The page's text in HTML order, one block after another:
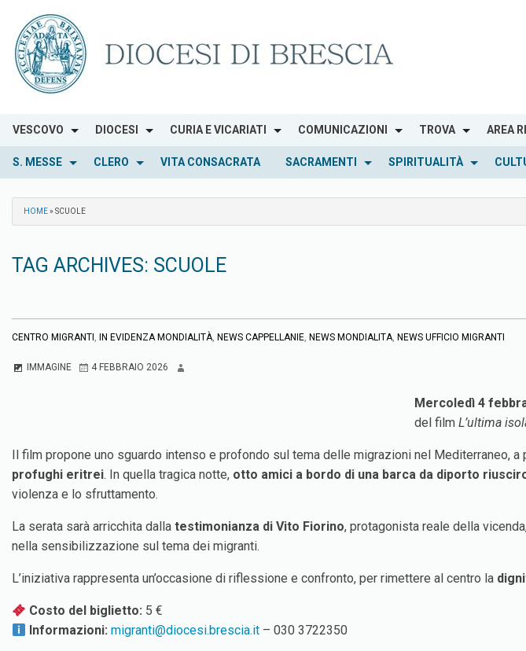
content
VESCOVO DIOCESI CURIA E VICARIATI COMUNICAZIONI TROVA AREA
S. MESSE CLERO VITA CONSACRATA SACRAMENTI SPIRITUALITÀ
HOME»SCUOLE
TAG ARCHIVES: SCUOLE
CENTRO MIGRANTI , IN EVIDENZA MONDIALITÀ, NEWS CAPPELLANIE, NEWS MONDIALITA, NEWS UFFICIO MIGRANTI
IMMAGINE 4 FEBBRAIO 2026
Mercoledì 4
del film L’ultima
Il film propone uno sguardo intenso e profondo sul tema delle migrazioni nel Mediterraneo, a
profughi eritrei. In quella tragica notte, otto amici a bordo di una barca da diporto
violenza e lo sfruttamento.
La serata sarà arricchita dalla testimonianza di Vito Fiorino, protagonista reale della
nella sensibilizzazione sul tema dei migranti.
L’iniziativa rappresenta un’occasione di riflessione e confronto, per rimettere al centro la
Costo del biglietto: 5 €
Informazioni: migranti@diocesi.brescia.it – 030 3722350